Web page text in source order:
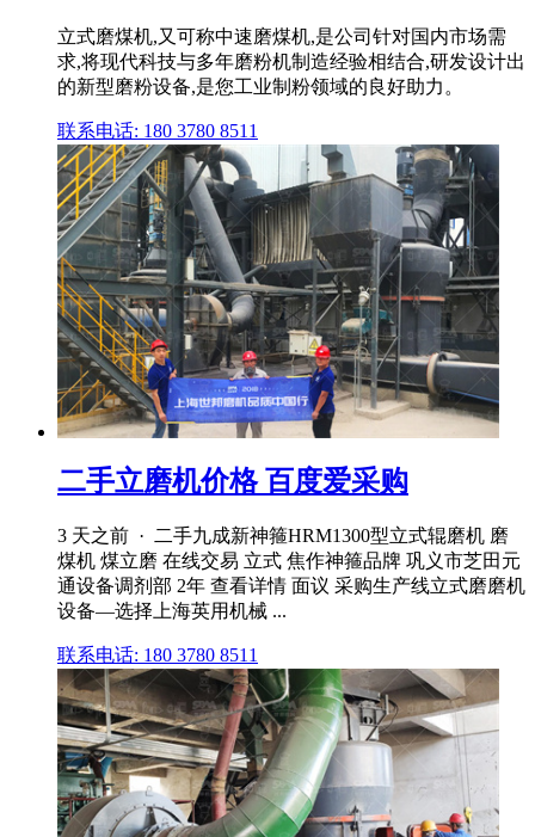
立式磨煤机,又可称中速磨煤机,是公司针对国内市场需
求,将现代科技与多年磨粉机制造经验相结合,研发设计出
的新型磨粉设备,是您工业制粉领域的良好助力。
联系电话: 180 3780 8511
二手立磨机价格 百度爱采购
3 天之前 · 二手九成新神箍HRM1300型立式辊磨机 磨
煤机 煤立磨 在线交易 立式 焦作神箍品牌 巩义市芝田元
通设备调剂部 2年 查看详情 面议 采购生产线立式磨磨机
设备—选择上海英用机械 ...
联系电话: 180 3780 8511